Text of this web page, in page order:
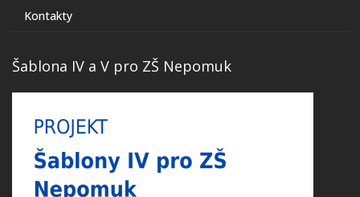
Kontakty
Šablona IV a V pro ZŠ Nepomuk